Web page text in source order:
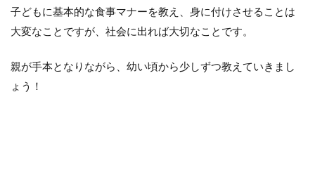
子どもに基本的な食事マナーを教え、身に付けさせることは
大変なことですが、社会に出れば大切なことです。
親が手本となりながら、幼い頃から少しずつ教えていきまし
ょう！